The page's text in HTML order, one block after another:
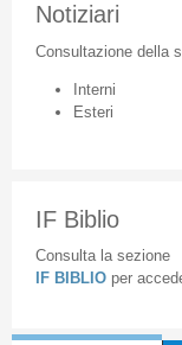
Notiziari
Consultazione della
Interni
Esteri
IF Biblio
Consulta la sezione
IF BIBLIO per